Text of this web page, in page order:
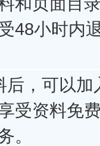
48小时内
后，可以加
受资料免
。